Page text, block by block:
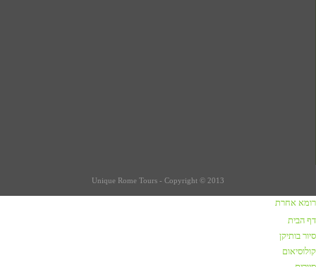
Unique Rome Tours - Copyright © 2013
רומא אחרת
דף הבית
סיור בותיקן
קולוסיאום